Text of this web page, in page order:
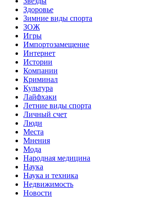
Здоровье
Зимние виды спорта
ЗОЖ
Игры
Импортозамещение
Интернет
Истории
Компании
Криминал
Культура
Лайфхаки
Летние виды спорта
Личный счет
Люди
Места
Мнения
Мода
Народная медицина
Наука
Наука и техника
Недвижимость
Новости